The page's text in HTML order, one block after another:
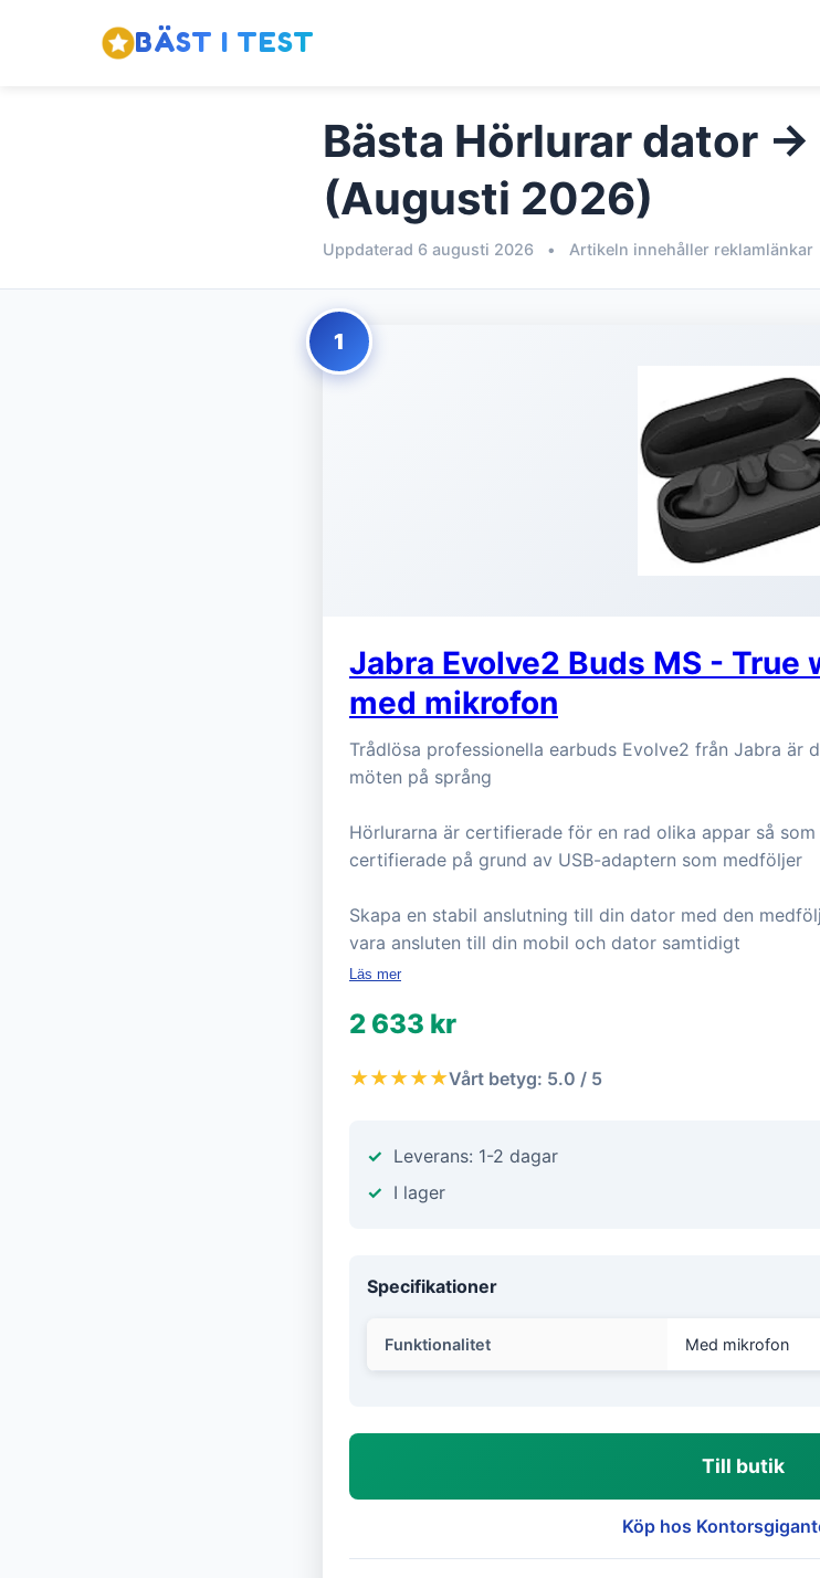
BÄST I TEST
Bästa Hörlurar dator
(Augusti 2026)
Uppdaterad 6 augusti 2026 • Artikeln innehåller reklamlänkar
1
Jabra Evolve2 Buds MS -
med mikrofon
Trådlösa professionella earbuds Evolve2 från Jabra är
möten på språng
Hörlurarna är certifierade för en rad olika appar så
certifierade på grund av USB-adaptern som medföljer
Skapa en stabil anslutning till din dator med den
vara ansluten till din mobil och dator samtidigt
Läs mer
2 633 kr
★★★★★Vårt betyg: 5.0 / 5
Leverans: 1-2 dagar
I lager
Specifikationer
Funktionalitet Med mikrofon
Till butik
Köp hos